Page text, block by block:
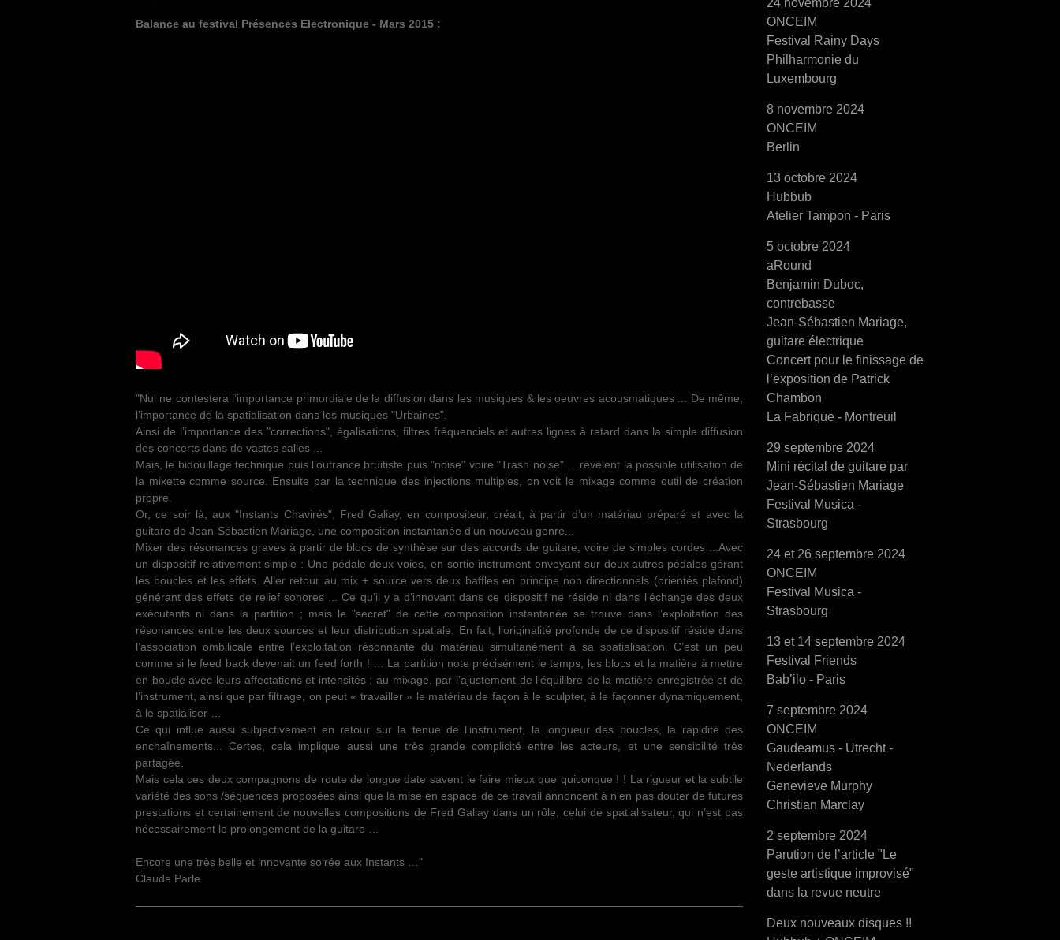
Balance au festival Présences Electronique - Mars 2015 :
"Nul ne contestera l’importance primordiale de la diffusion dans les musiques & les oeuvres acousmatiques ... De même,
l’importance de la spatialisation dans les musiques "Urbaines".
Ainsi de l’importance des "corrections", égalisations, filtres fréquenciels et autres lignes à retard dans la simple diffusion
des concerts dans de vastes salles ...
Mais, le bidouillage technique puis l’outrance bruitiste puis "noise" voire "Trash noise" ... révèlent la possible utilisation de
la mixette comme source. Ensuite par la technique des injections multiples, on voit le mixage comme outil de création
propre.
Or, ce soir là, aux "Instants Chavirés", Fred Galiay, en compositeur, créait, à partir d’un matériau préparé et avec la
guitare de Jean-Sébastien Mariage, une composition instantanée d’un nouveau genre...
Mixer des résonances graves à partir de blocs de synthèse sur des accords de guitare, voire de simples cordes ...Avec
un dispositif relativement simple : Une pédale deux voies, en sortie instrument envoyant sur deux autres pédales gérant
les boucles et les effets. Aller retour au mix + source vers deux baffles en principe non directionnels (orientés plafond)
générant des effets de relief sonores ... Ce qu’il y a d’innovant dans ce dispositif ne réside ni dans l’échange des deux
exécutants ni dans la partition ; mais le "secret" de cette composition instantanée se trouve dans l’exploitation des
résonances entre les deux sources et leur distribution spatiale. En fait, l’originalité profonde de ce dispositif réside dans
l’association ombilicale entre l’exploitation résonnante du matériau simultanément à sa spatialisation. C’est un peu
comme si le feed back devenait un feed forth ! … La partition note précisément le temps, les blocs et la matière à mettre
en boucle avec leurs affectations et intensités ; au mixage, par l’ajustement de l’équilibre de la matière enregistrée et de
l’instrument, ainsi que par filtrage, on peut « travailler » le matériau de façon à le sculpter, à le façonner dynamiquement,
à le spatialiser …
Ce qui influe aussi subjectivement en retour sur la tenue de l’instrument, la longueur des boucles, la rapidité des
enchaînements... Certes, cela implique aussi une très grande complicité entre les acteurs, et une sensibilité très
partagée.
Mais cela ces deux compagnons de route de longue date savent le faire mieux que quiconque ! ! La rigueur et la subtile
variété des sons /séquences proposées ainsi que la mise en espace de ce travail annoncent à n’en pas douter de futures
prestations et certainement de nouvelles compositions de Fred Galiay dans un rôle, celui de spatialisateur, qui n’est pas
nécessairement le prolongement de la guitare …
Encore une très belle et innovante soirée aux Instants …"
Claude Parle
24 novembre 2024
ONCEIM
Festival Rainy Days
Philharmonie du
Luxembourg
8 novembre 2024
ONCEIM
Berlin
13 octobre 2024
Hubbub
Atelier Tampon - Paris
5 octobre 2024
aRound
Benjamin Duboc,
contrebasse
Jean-Sébastien Mariage,
guitare électrique
Concert pour le finissage de
l’exposition de Patrick
Chambon
La Fabrique - Montreuil
29 septembre 2024
Mini récital de guitare par
Jean-Sébastien Mariage
Festival Musica -
Strasbourg
24 et 26 septembre 2024
ONCEIM
Festival Musica -
Strasbourg
13 et 14 septembre 2024
Festival Friends
Bab’ilo - Paris
7 septembre 2024
ONCEIM
Gaudeamus - Utrecht -
Nederlands
Genevieve Murphy
Christian Marclay
2 septembre 2024
Parution de l’article "Le
geste artistique improvisé"
dans la revue neutre
Deux nouveaux disques !!